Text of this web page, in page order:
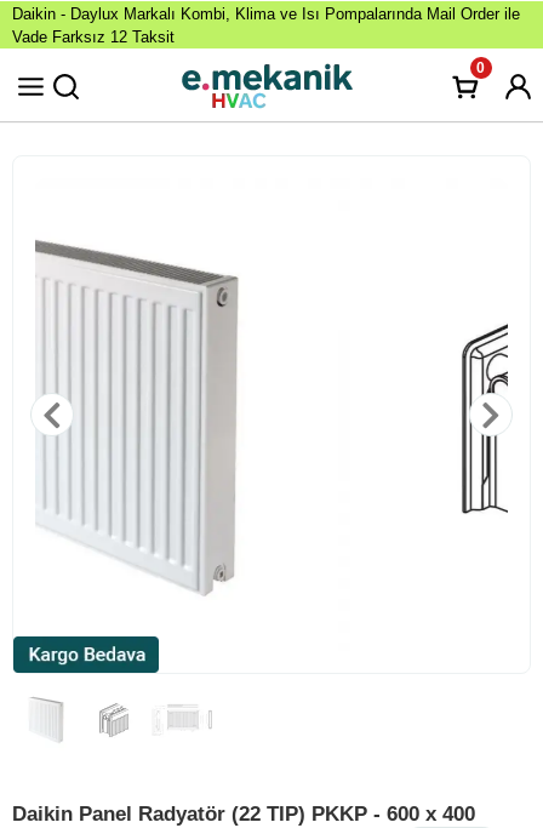
Daikin - Daylux Markalı Kombi, Klima ve Isı Pompalarında Mail Order ile
Vade Farksız 12 Taksit
0
Daikin Panel Radyatör (22 TIP) PKKP - 600 x 400